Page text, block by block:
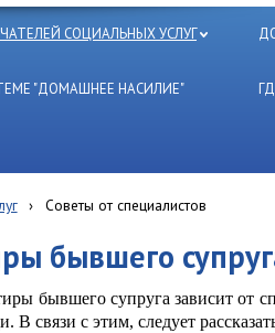
СОЦИАЛЬНЫХ УСЛУГ
"ДОМАШНЕЕ НАСИЛИЕ"
› Советы от специалистов
бывшего
бывшего супруга зависит от
связи с этим, следует